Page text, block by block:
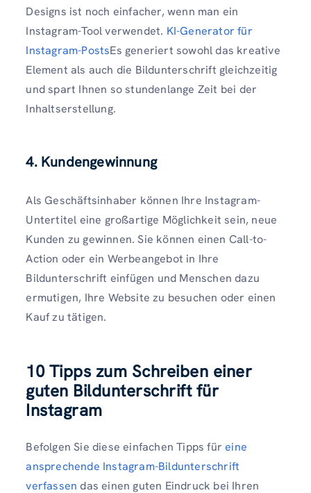
Designs ist noch einfacher, wenn man ein
Instagram-Tool verwendet. KI-Generator für
Instagram-PostsEs generiert sowohl das kreative
Element als auch die Bildunterschrift gleichzeitig
und spart Ihnen so stundenlange Zeit bei der
Inhaltserstellung.
4. Kundengewinnung
Als Geschäftsinhaber können Ihre Instagram-
Untertitel eine großartige Möglichkeit sein, neue
Kunden zu gewinnen. Sie können einen Call-to-
Action oder ein Werbeangebot in Ihre
Bildunterschrift einfügen und Menschen dazu
ermutigen, Ihre Website zu besuchen oder einen
Kauf zu tätigen.
10Tipps zum Schreiben einer
guten Bildunterschrift für
Instagram
Befolgen Sie diese einfachen Tipps füreine
ansprechende Instagram-Bildunterschrift
verfassen das einen guten Eindruck bei Ihren